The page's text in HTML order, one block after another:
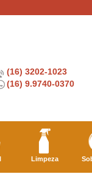
(16) 3202-1023
(16) 9.9740-0370
Limpeza